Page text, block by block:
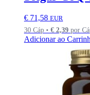
€ 71,58 EUR
30 Cáp • € 2,39 por
Adicionar ao